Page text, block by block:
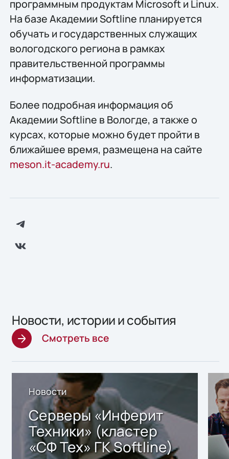
программным продуктам Microsoft и Linux.
На базе Академии Softline планируется
обучать и государственных служащих
вологодского региона в рамках
правительственной программы
информатизации.
Более подробная информация об
Академии Softline в Вологде, а также о
курсах, которые можно будет пройти в
ближайшее время, размещена на сайте
meson.it-academy.ru.
Новости, истории и события
Смотреть все
Новости
Серверы «Инферит
Техники» (кластер
«СФ Тех» ГК Softline)